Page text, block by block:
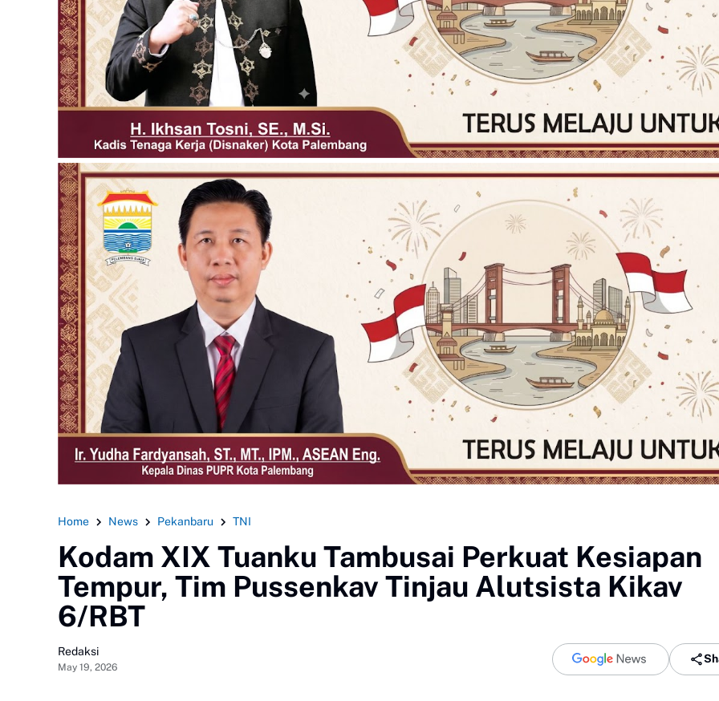
Home News Pekanbaru TNI
Kodam XIX Tuanku Tambusai Perkuat Kesiapan
Tempur, Tim Pussenkav Tinjau Alutsista Kikav
6/RBT
Redaksi
May 19, 2026